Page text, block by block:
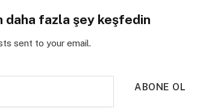
daha fazla şey keşfedin
sent to your email.
ABONE OL